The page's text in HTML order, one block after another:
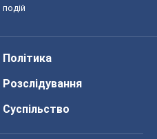
подій
Політика
Розслідування
Суспільство